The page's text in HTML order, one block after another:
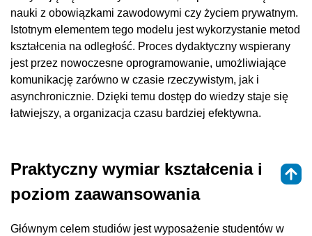
nauki z obowiązkami zawodowymi czy życiem prywatnym.
Istotnym elementem tego modelu jest wykorzystanie metod
kształcenia na odległość. Proces dydaktyczny wspierany
jest przez nowoczesne oprogramowanie, umożliwiające
komunikację zarówno w czasie rzeczywistym, jak i
asynchronicznie. Dzięki temu dostęp do wiedzy staje się
łatwiejszy, a organizacja czasu bardziej efektywna.
Praktyczny wymiar kształcenia i
poziom zaawansowania
Głównym celem studiów jest wyposażenie studentów w